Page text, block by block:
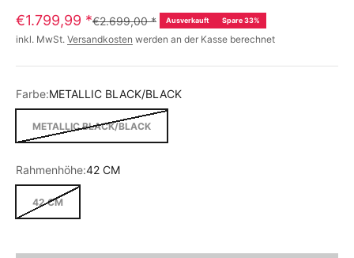
€1.799,99 *€2.699,00* Ausverkauft Spare 33%
inkl. MwSt. Versandkosten werden an der Kasse berechnet
Farbe:METALLIC BLACK/BLACK
METALLIC BLACK/BLACK
Rahmenhöhe:42 CM
42 CM